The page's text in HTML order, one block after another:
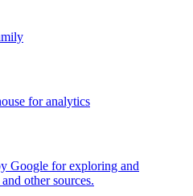
for analytics
Google for exploring and
other sources.